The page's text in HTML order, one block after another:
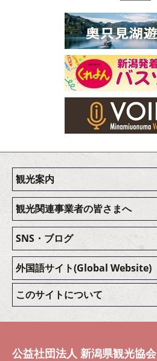
観光案内
観光関連事業者の皆さまへ
SNS・ブログ
外国語サイト(Global Website)
このサイトについて
公益社団法人 新潟県観光協会